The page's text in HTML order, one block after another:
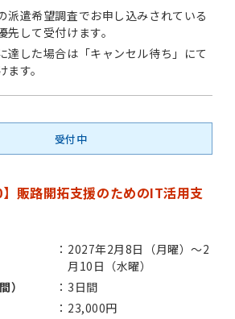
派遣希望調査でお申し込みされている
先して受付けます。
達した場合は「キャンセル待ち」にて
ます。
受付中
】販路開拓支援のためのIT活用支
2027年2月8日（月曜）～2
月10日（水曜）
）
3日間
23,000円